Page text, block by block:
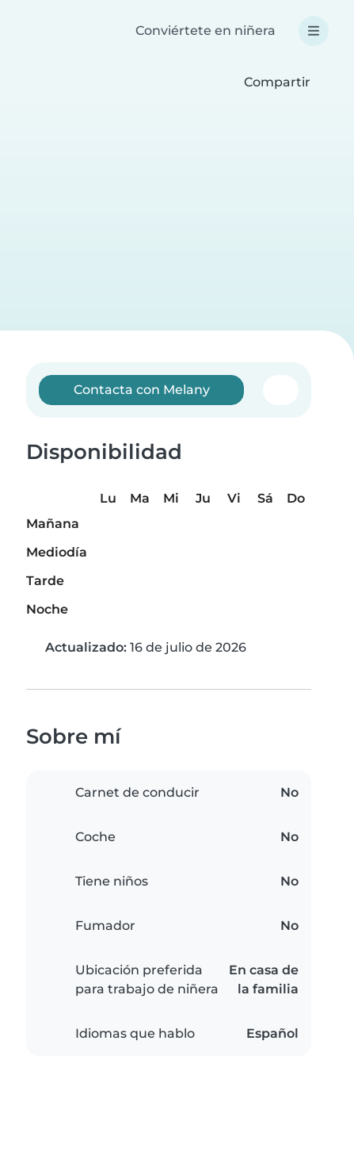
Conviértete en niñera
Compartir
Contacta con Melany
Disponibilidad
Lu Ma Mi Ju Vi Sá
Do
Mañana
Mediodía
Tarde
Noche
Actualizado: 16 de julio de 2026
Sobre mí
Carnet de conducir No
Coche No
Tiene niños No
Fumador No
Ubicación preferida
para trabajo de niñera
En casa de
la familia
Idiomas que hablo Español